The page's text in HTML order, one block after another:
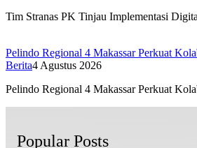
Tim Stranas PK Tinjau Implementasi
Pelindo Regional 4 Makassar Perkuat
Berita4 Agustus 2026
Pelindo Regional 4 Makassar Perkuat
Popular Posts